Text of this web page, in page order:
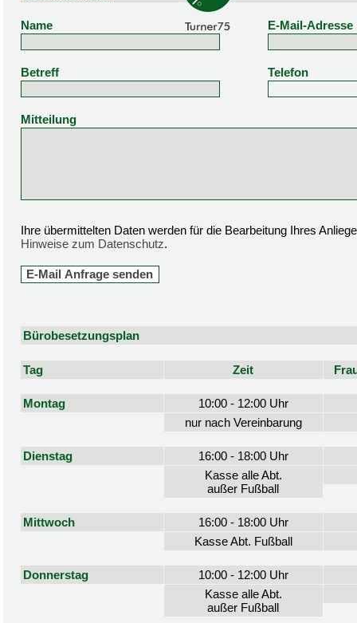
Name E-Mail-Adresse
Betreff Telefon
Mitteilung
Ihre übermittelten Daten werden für die Bearbeitung Ihres
Hinweise zum Datenschutz.
Bürobesetzungsplan
Tag Zeit
Montag
10:00 - 12:00 Uhr
nur nach Vereinbarung
Dienstag
16:00 - 18:00 Uhr
Kasse alle Abt.
außer Fußball
Mittwoch
16:00 - 18:00 Uhr
Kasse Abt. Fußball
Donnerstag
10:00 - 12:00 Uhr
Kasse alle Abt.
außer Fußball